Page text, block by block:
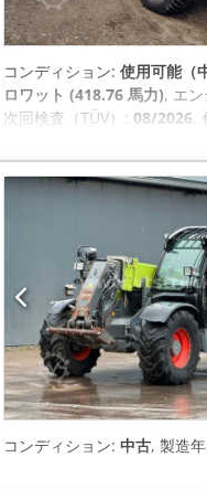
コンディション: 使用可能（
ロワット (418.76 馬力), エ
次回検査（TÜV）: 08/2026,
エアコン, キャビン, フロン
コンディション: 中古, 製造